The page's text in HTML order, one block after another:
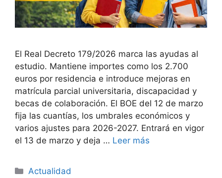
El Real Decreto 179/2026 marca las ayudas al
estudio. Mantiene importes como los 2.700
euros por residencia e introduce mejoras en
matrícula parcial universitaria, discapacidad y
becas de colaboración. El BOE del 12 de marzo
fija las cuantías, los umbrales económicos y
varios ajustes para 2026-2027. Entrará en vigor
el 13 de marzo y deja … Leer más
Categorías
Actualidad